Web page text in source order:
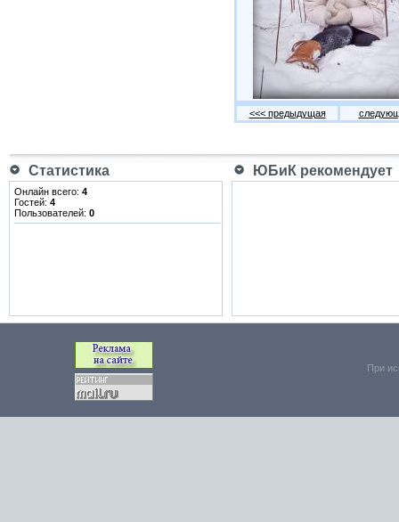
<<< предыдущая
Статистика ЮБиК рекомендует
Онлайн всего: 4
Гостей: 4
Пользователей: 0
При